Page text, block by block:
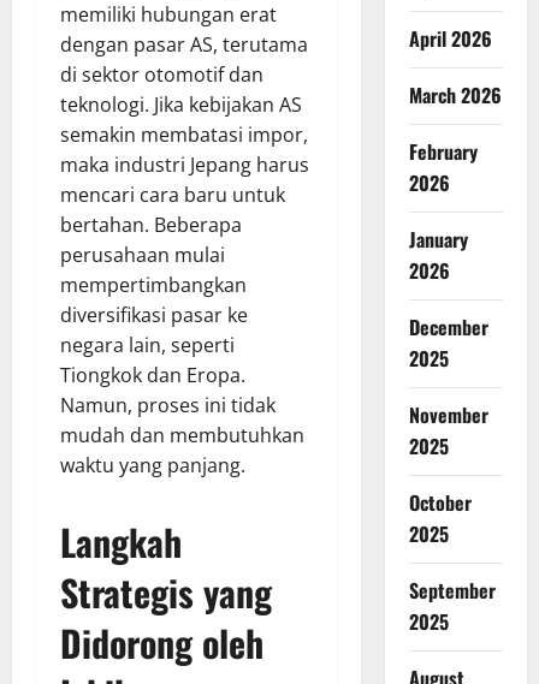
memiliki hubungan erat
dengan pasar AS, terutama
di sektor otomotif dan
teknologi. Jika kebijakan AS
semakin membatasi impor,
maka industri Jepang harus
mencari cara baru untuk
bertahan. Beberapa
perusahaan mulai
mempertimbangkan
diversifikasi pasar ke
negara lain, seperti
Tiongkok dan Eropa.
Namun, proses ini tidak
mudah dan membutuhkan
waktu yang panjang.
Langkah
Strategis yang
Didorong oleh
April 2026
March 2026
February
2026
January
2026
December
2025
November
2025
October
2025
September
2025
August